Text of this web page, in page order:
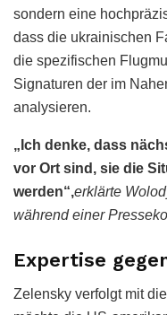
sondern eine
dass die ukrainischen
die spezifischen
Signaturen der im
analysieren.
„Ich denke, dass
vor Ort sind, sie die
werden“,erklärte
während einer
Expertise
Zelensky verfolgt mit